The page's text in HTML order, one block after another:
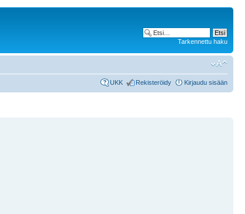
Tarkennettu haku
UKK Rekisteröidy Kirjaudu sisään